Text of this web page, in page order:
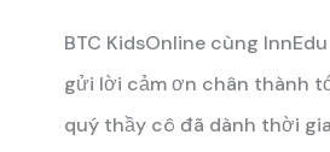
BTC KidsOnline cùng
gửi lời cảm ơn chân thành
quý thầy cô đã dành thời